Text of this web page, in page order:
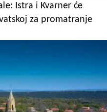
Istra i Kvarner će
za promatranje